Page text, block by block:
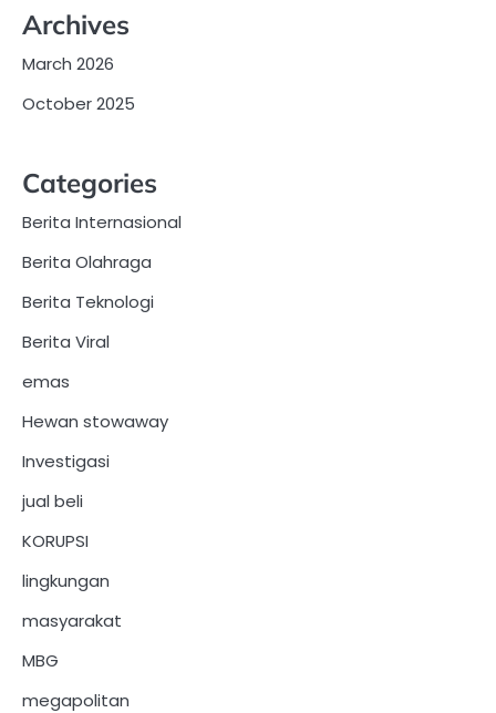
Archives
March 2026
October 2025
Categories
Berita Internasional
Berita Olahraga
Berita Teknologi
Berita Viral
emas
Hewan stowaway
Investigasi
jual beli
KORUPSI
lingkungan
masyarakat
MBG
megapolitan